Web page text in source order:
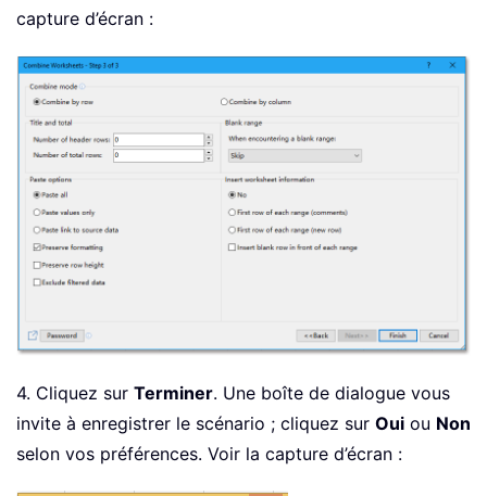
capture d’écran :
4. Cliquez sur Terminer. Une boîte de dialogue vous
invite à enregistrer le scénario ; cliquez sur Oui ou Non
selon vos préférences. Voir la capture d’écran :